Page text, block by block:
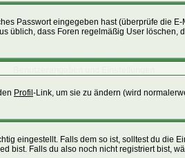
Passwort eingegeben hast (überprüfe die
üblich, dass Foren regelmäßig User
Profil -Link, um sie zu ändern (wird
eingestellt. Falls dem so ist, solltest du die
bist. Falls du also noch nicht registriert bist,